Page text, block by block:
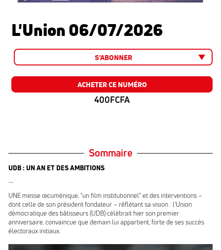
L'Union 06/07/2026
S'ABONNER
ACHETER CE NUMÉRO
400FCFA
Sommaire
UDB : UN AN ET DES AMBITIONS
--
UNE messe œcuménique, "un film institutionnel" et des interventions –
dont celle de son président fondateur – réflétant sa vision : l'Union
démocratique des bâtisseurs (UDB) célébrait hier son premier
anniversaire, convaincue que demain lui appartient, forte de ses succès
électoraux initiaux.